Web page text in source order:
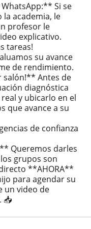
Si se
academia, le
profesor le
explicativo.
tareas!
su avance
de rendimiento.
salón!** Antes de
diagnóstica
y ubicarlo en el
que avance a su
de confianza
Queremos darles
grupos son
**AHORA**
para agendar su
un video de
📥